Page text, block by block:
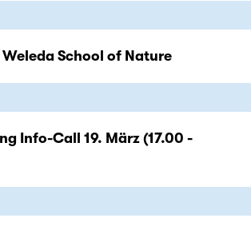
School of Nature
Info-Call 19. März (17.00 -